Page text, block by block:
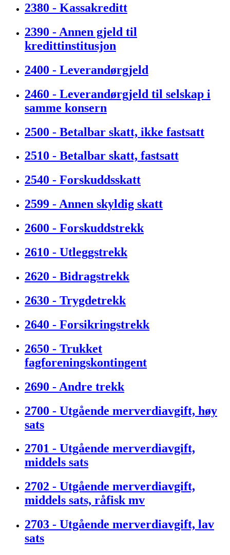
2380 - Kassakreditt
2390 - Annen gjeld til
kredittinstitusjon
2400 - Leverandørgjeld
2460 - Leverandørgjeld til selskap i
samme konsern
2500 - Betalbar skatt, ikke fastsatt
2510 - Betalbar skatt, fastsatt
2540 - Forskuddsskatt
2599 - Annen skyldig skatt
2600 - Forskuddstrekk
2610 - Utleggstrekk
2620 - Bidragstrekk
2630 - Trygdetrekk
2640 - Forsikringstrekk
2650 - Trukket
fagforeningskontingent
2690 - Andre trekk
2700 - Utgående merverdiavgift, høy
sats
2701 - Utgående merverdiavgift,
middels sats
2702 - Utgående merverdiavgift,
middels sats, råfisk mv
2703 - Utgående merverdiavgift, lav
sats